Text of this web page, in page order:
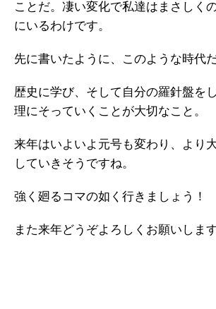
ことだ。凄い変化で私達はまさしく
にいるわけです。
先に書いたように、このような時代
歴史に学び、そして自分の羅針盤を
理にそっていくことが大切なこと。
来年はいよいよ元号も変わり、より
していきそうですね。
強く廻るコマの如く行きましょう！
また来年どうぞよろしくお願いしま